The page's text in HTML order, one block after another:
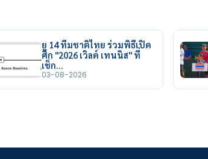
ยู 14 ทีมชาติไทย ร่วมพิธีเปิด
ศึก "2026 เวิลด์ เทนนิส" ที่
เช็ก…
03-08-2026